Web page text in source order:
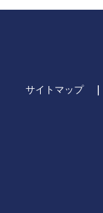
サイトマップ